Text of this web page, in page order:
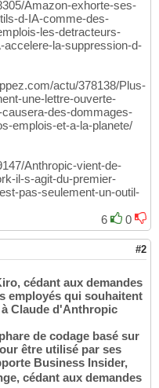
Amazon-exhorte-ses-
d-IA-comme-des-
les-detracteurs-
accelere-la-suppression-d-
actu/378138/Plus-
une-lettre-ouverte-
des-dommages-
emplois-et-a-la-planete/
Anthropic-vient-de-
il-s-agit-du-premier-
pas-seulement-un-outil-
6
0
#2
cédant aux demandes
employés qui souhaitent
Claude d'Anthropic
de codage basé sur
être utilisé par ses
Business Insider,
cédant aux demandes